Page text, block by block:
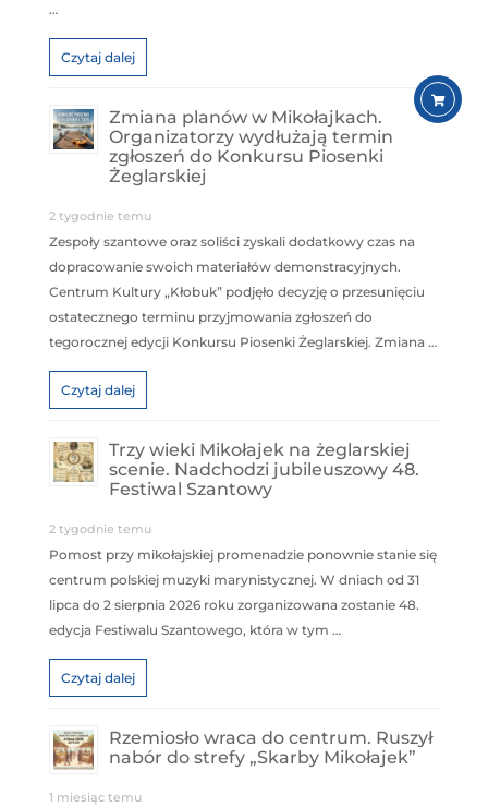
…
Czytaj dalej
Zmiana planów w Mikołajkach.
Organizatorzy wydłużają termin
zgłoszeń do Konkursu Piosenki
Żeglarskiej
2 tygodnie temu
Zespoły szantowe oraz soliści zyskali dodatkowy czas na
dopracowanie swoich materiałów demonstracyjnych.
Centrum Kultury „Kłobuk” podjęło decyzję o przesunięciu
ostatecznego terminu przyjmowania zgłoszeń do
tegorocznej edycji Konkursu Piosenki Żeglarskiej. Zmiana …
Czytaj dalej
Trzy wieki Mikołajek na żeglarskiej
scenie. Nadchodzi jubileuszowy 48.
Festiwal Szantowy
2 tygodnie temu
Pomost przy mikołajskiej promenadzie ponownie stanie się
centrum polskiej muzyki marynistycznej. W dniach od 31
lipca do 2 sierpnia 2026 roku zorganizowana zostanie 48.
edycja Festiwalu Szantowego, która w tym …
Czytaj dalej
Rzemiosło wraca do centrum. Ruszył
nabór do strefy „Skarby Mikołajek”
1 miesiąc temu